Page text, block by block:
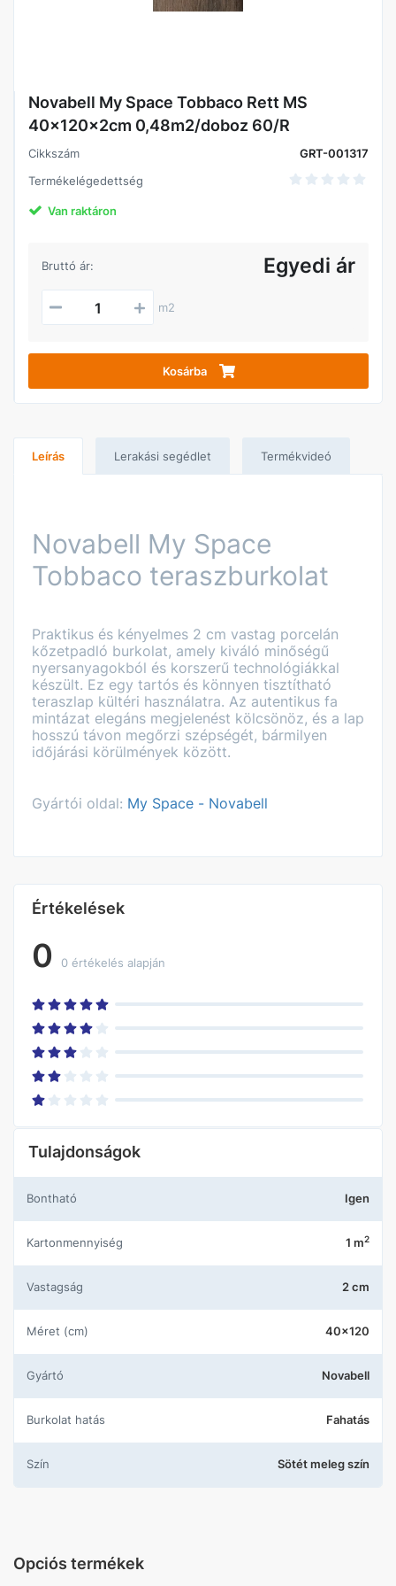
Novabell My Space Tobbaco Rett MS
40x120x2cm 0,48m2/doboz 60/R
Cikkszám
GRT-001317
Termékelégedettség
Van raktáron
Bruttó ár: Egyedi ár
m2
Kosárba
Leírás Lerakási segédlet Termékvideó
Novabell My Space
Tobbaco teraszburkolat
Praktikus és kényelmes 2 cm vastag porcelán
kőzetpadló burkolat, amely kiváló minőségű
nyersanyagokból és korszerű technológiákkal
készült. Ez egy tartós és könnyen tisztítható
teraszlap kültéri használatra. Az autentikus fa
mintázat elegáns megjelenést kölcsönöz, és a lap
hosszú távon megőrzi szépségét, bármilyen
időjárási körülmények között.
Gyártói oldal: My Space - Novabell
Értékelések
0 0 értékelés alapján
Tulajdonságok
Bontható Igen
Kartonmennyiség 1 m2
Vastagság 2 cm
Méret (cm) 40x120
Gyártó Novabell
Burkolat hatás Fahatás
Szín Sötét meleg szín
Opciós termékek